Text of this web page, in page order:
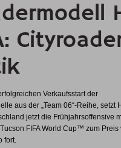
Verkaufsstart der
aus der „Team 06“-Reihe, setzt
jetzt die Frühjahrsoffensive
FIFA World Cup™ zum Preis
fort.